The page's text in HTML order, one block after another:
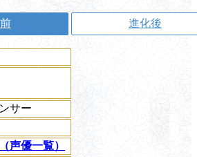
進化後
サー
（声優一覧）